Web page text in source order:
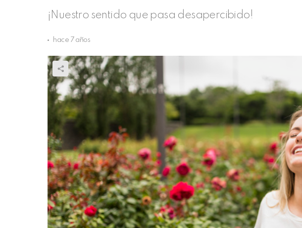
¡Nuestro sentido que pasa desapercibido!
hace 7 años